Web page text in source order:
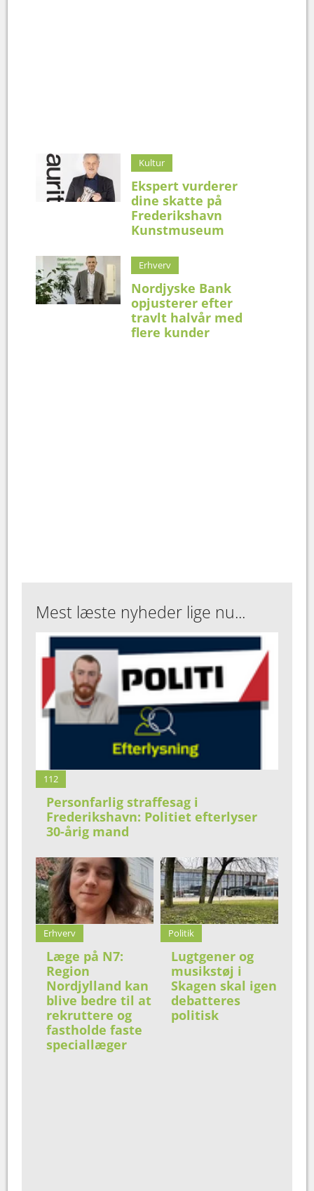
Kultur
Ekspert vurderer
dine skatte på
Frederikshavn
Kunstmuseum
Erhverv
Nordjyske Bank
opjusterer efter
travlt halvår med
flere kunder
Mest læste nyheder lige nu...
112
Personfarlig straffesag i
Frederikshavn: Politiet efterlyser
30-årig mand
Erhverv
Læge på N7:
Region
Nordjylland kan
blive bedre til at
rekruttere og
fastholde faste
speciallæger
Politik
Lugtgener og
musikstøj i
Skagen skal igen
debatteres
politisk